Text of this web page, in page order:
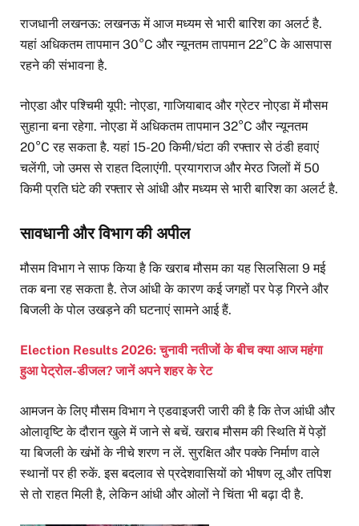
राजधानी लखनऊ: लखनऊ में आज मध्यम से भारी बारिश का अलर्ट है.
यहां अधिकतम तापमान 30°C और न्यूनतम तापमान 22°C के आसपास
रहने की संभावना है.
नोएडा और पश्चिमी यूपी: नोएडा, गाजियाबाद और ग्रेटर नोएडा में मौसम
सुहाना बना रहेगा. नोएडा में अधिकतम तापमान 32°C और न्यूनतम
20°C रह सकता है. यहां 15-20 किमी/घंटा की रफ्तार से ठंडी हवाएं
चलेंगी, जो उमस से राहत दिलाएंगी. प्रयागराज और मेरठ जिलों में 50
किमी प्रति घंटे की रफ्तार से आंधी और मध्यम से भारी बारिश का अलर्ट है.
सावधानी और विभाग की अपील
मौसम विभाग ने साफ किया है कि खराब मौसम का यह सिलसिला 9 मई
तक बना रह सकता है. तेज आंधी के कारण कई जगहों पर पेड़ गिरने और
बिजली के पोल उखड़ने की घटनाएं सामने आई हैं.
Election Results 2026: चुनावी नतीजों के बीच क्या आज महंगा
हुआ पेट्रोल-डीजल? जानें अपने शहर के रेट
आमजन के लिए मौसम विभाग ने एडवाइजरी जारी की है कि तेज आंधी और
ओलावृष्टि के दौरान खुले में जाने से बचें. खराब मौसम की स्थिति में पेड़ों
या बिजली के खंभों के नीचे शरण न लें. सुरक्षित और पक्के निर्माण वाले
स्थानों पर ही रुकें. इस बदलाव से प्रदेशवासियों को भीषण लू और तपिश
से तो राहत मिली है, लेकिन आंधी और ओलों ने चिंता भी बढ़ा दी है.